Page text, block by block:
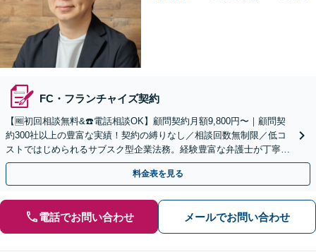
FC・フランチャイズ契約
【🆓初回相談無料&☎️電話相談OK】顧問契約月額9,800円〜｜顧問契
約300社以上の豊富な実績！契約の縛りなし／相談回数無制限／低コ
ストではじめられるサブスク型企業法務。経験豊富な弁護士が丁寧に
対応。【関東エリア対応】
料金表を見る
電話でお問い合わせ メールでお問い合わせ